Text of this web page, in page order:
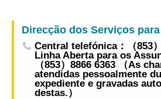
Assembleia Mundial da Saúde
Central telefónica：（853
Linha Aberta para os
（853）8866 6363 （As
atendidas pessoalmente
expediente e gravadas
destas.）